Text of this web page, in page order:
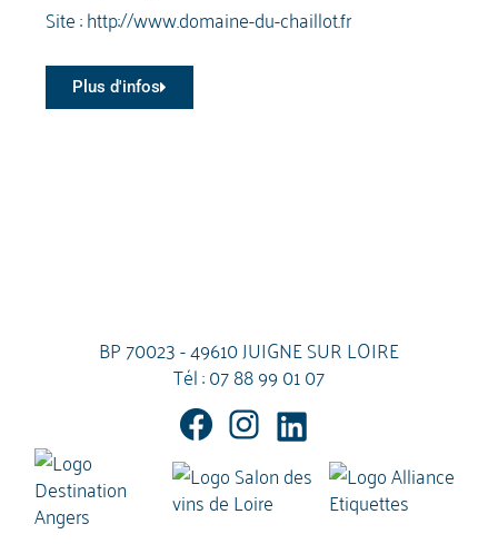
Site :http://www.domaine-du-chaillot.fr
Plus d'infos
BP 70023 - 49610 JUIGNE SUR LOIRE
Tél :07 88 99 01 07